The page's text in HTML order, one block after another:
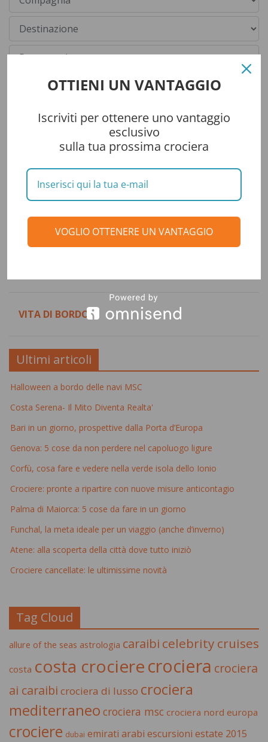
Categorie
CONSIGLI DI VIAGGIO
DESTINAZIONI
VITA DI BORDO
Ultimi articoli
Halloween a bordo delle navi MSC
Costa Serena- Il Mito Diventa Realta'
Bari in un giorno, prospettive dalla Porta d’Europa
Genova: 5 cose da non perdere nel capoluogo ligure
Corfù, cosa fare e vedere nella verde isola dello Ionio
Crociere: pronte a ripartire con nuove misure anticontagio
Palma di Maiorca: 5 cose da fare in un giorno
Funchal, la meta ideale per un viaggio (anche d’inverno)
Atene: alla scoperta della città dove tutto iniziò
Crociere cancellate: le ultimissime novità
Tag Cloud
allure of the seas astrologia caraibi celebrity cruises
costa costa crocierecrociera crociera
ai caraibi crociera di lusso crociera
mediterraneo crociera msc crociera nord europa
crociere dubai emirati arabi escursioni estate 2015
OTTIENI UN VANTAGGIO
Iscriviti per ottenere uno vantaggio
esclusivo
sulla tua prossima crociera
VOGLIO OTTENERE UN VANTAGGIO